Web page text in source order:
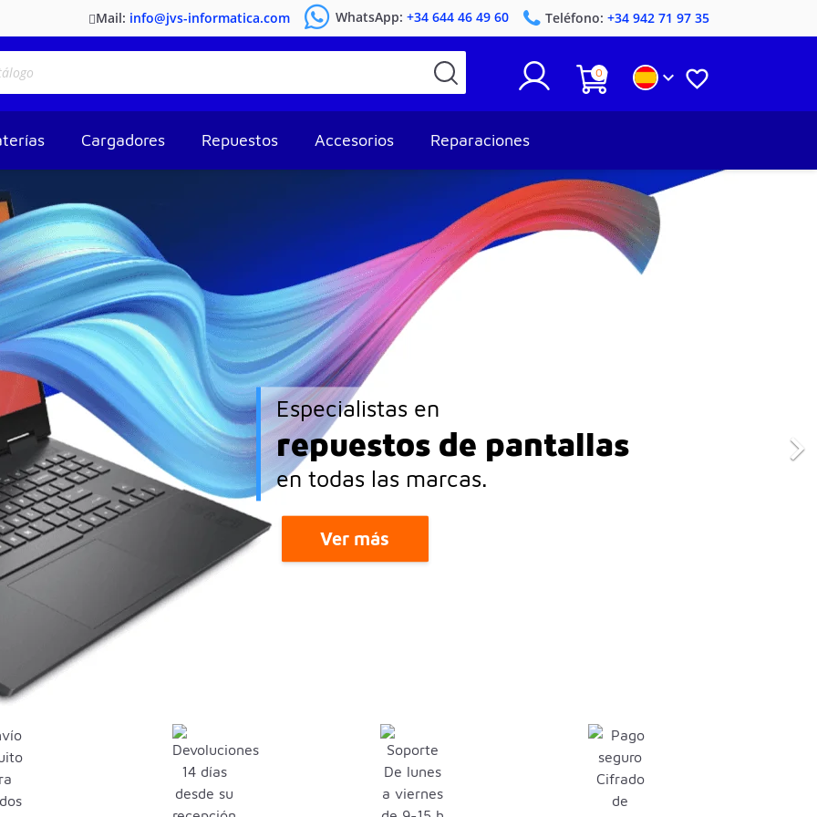
Mail: info@jvs-informatica.com WhatsApp:+34 644 46 49 60 Teléfono: +34 942 71 97 35
0  
Cargadores Repuestos Accesorios Reparaciones
Cargadores para
portátiles